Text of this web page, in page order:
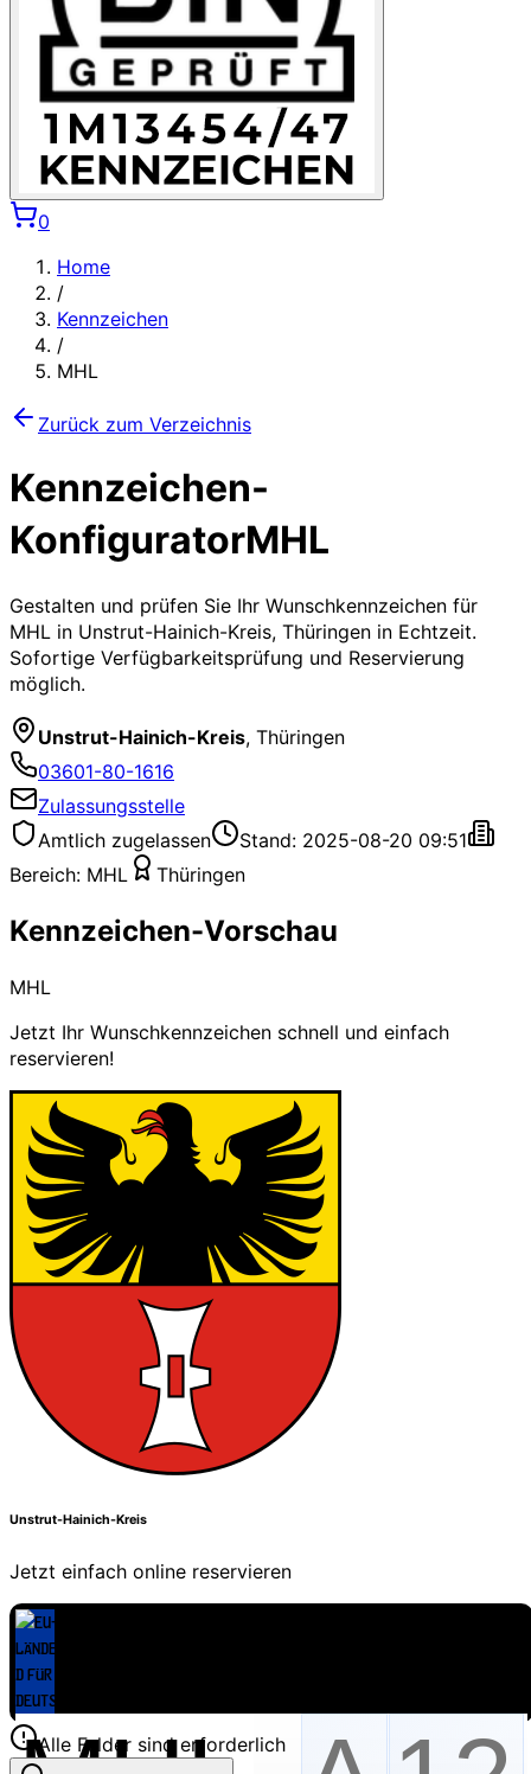
0
Home
/
Kennzeichen
/
MHL
Zurück zum Verzeichnis
Kennzeichen-
KonfiguratorMHL
Gestalten und prüfen Sie Ihr Wunschkennzeichen für
MHL in Unstrut-Hainich-Kreis, Thüringen in Echtzeit.
Sofortige Verfügbarkeitsprüfung und Reservierung
möglich.
Unstrut-Hainich-Kreis, Thüringen
03601-80-1616
Zulassungsstelle
Amtlich zugelassen
Stand: 2025-08-20 09:51
Bereich: MHL Thüringen
Kennzeichen-Vorschau
MHL
Jetzt Ihr Wunschkennzeichen schnell und einfach
reservieren!
Unstrut-Hainich-Kreis
Jetzt einfach online reservieren
Alle Felder sind erforderlich